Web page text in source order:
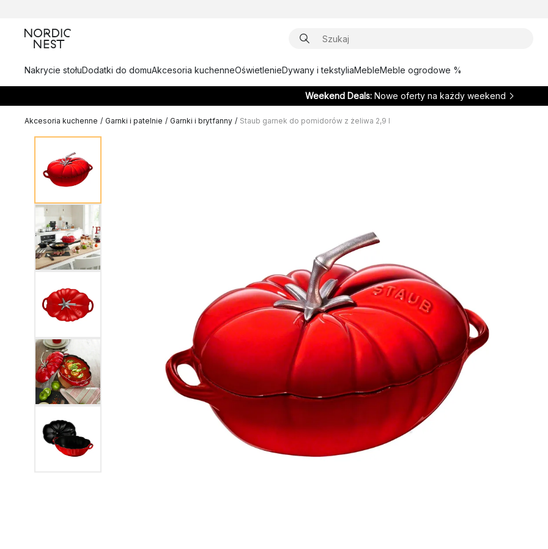
Nakrycie stołuDodatki do domuAkcesoria kuchenneOświetlenieDywany i tekstyliaMebleMeble ogrodowe %
Weekend Deals: Nowe oferty na każdy weekend
Akcesoria kuchenne / Garnki i patelnie / Garnki i brytfanny / Staub garnek do pomidorów z żeliwa 2,9 l